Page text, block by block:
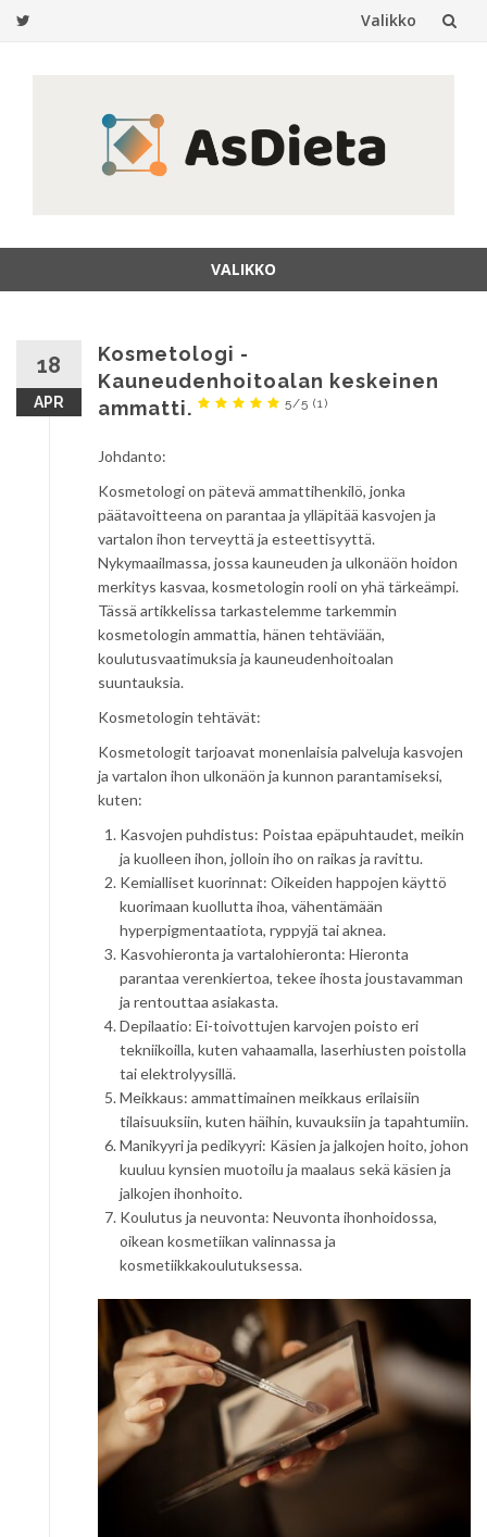
Valikko
VALIKKO
18
APR
Kosmetologi -
Kauneudenhoitoalan keskeinen
ammatti.
5/5 (1)
Johdanto:
Kosmetologi on pätevä ammattihenkilö, jonka
päätavoitteena on parantaa ja ylläpitää kasvojen ja
vartalon ihon terveyttä ja esteettisyyttä.
Nykymaailmassa, jossa kauneuden ja ulkonäön hoidon
merkitys kasvaa, kosmetologin rooli on yhä tärkeämpi.
Tässä artikkelissa tarkastelemme tarkemmin
kosmetologin ammattia, hänen tehtäviään,
koulutusvaatimuksia ja kauneudenhoitoalan
suuntauksia.
Kosmetologin tehtävät:
Kosmetologit tarjoavat monenlaisia palveluja kasvojen
ja vartalon ihon ulkonäön ja kunnon parantamiseksi,
kuten:
Kasvojen puhdistus: Poistaa epäpuhtaudet, meikin
ja kuolleen ihon, jolloin iho on raikas ja ravittu.
Kemialliset kuorinnat: Oikeiden happojen käyttö
kuorimaan kuollutta ihoa, vähentämään
hyperpigmentaatiota, ryppyjä tai aknea.
Kasvohieronta ja vartalohieronta: Hieronta
parantaa verenkiertoa, tekee ihosta joustavamman
ja rentouttaa asiakasta.
Depilaatio: Ei-toivottujen karvojen poisto eri
tekniikoilla, kuten vahaamalla, laserhiusten poistolla
tai elektrolyysillä.
Meikkaus: ammattimainen meikkaus erilaisiin
tilaisuuksiin, kuten häihin, kuvauksiin ja tapahtumiin.
Manikyyri ja pedikyyri: Käsien ja jalkojen hoito, johon
kuuluu kynsien muotoilu ja maalaus sekä käsien ja
jalkojen ihonhoito.
Koulutus ja neuvonta: Neuvonta ihonhoidossa,
oikean kosmetiikan valinnassa ja
kosmetiikkakoulutuksessa.